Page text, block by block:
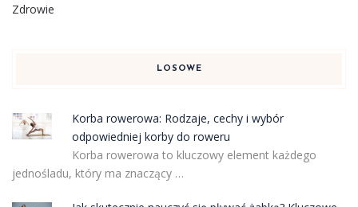
Zdrowie
LOSOWE
Korba rowerowa: Rodzaje, cechy i wybór
odpowiedniej korby do roweru
Korba rowerowa to kluczowy element każdego
jednośladu, który ma znaczący …